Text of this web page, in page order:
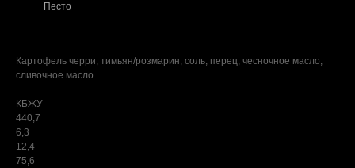
Песто
Картофель черри, тимьян/розмарин, соль, перец, чесночное масло,
сливочное масло.
КБЖУ
440,7
6,3
12,4
75,6